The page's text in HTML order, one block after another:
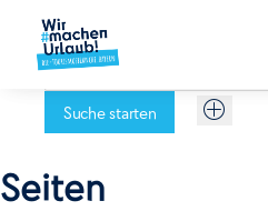
Suche starten 
Seiten